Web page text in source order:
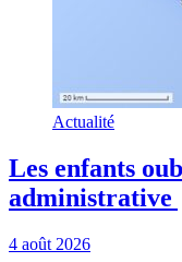
Actualité
Les enfants
administrative
4 août 2026